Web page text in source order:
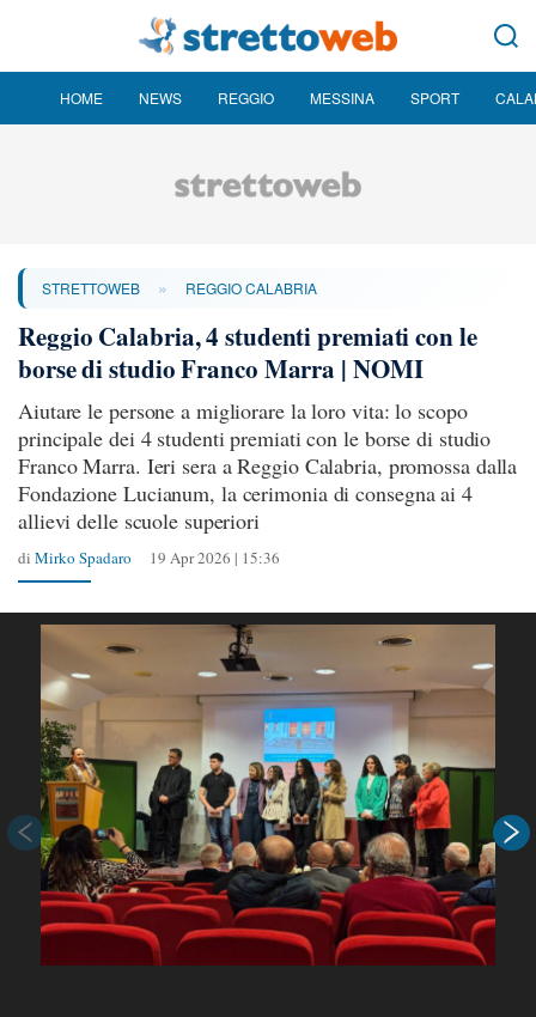
HOME NEWS REGGIO MESSINA SPORT
STRETTOWEB » REGGIO CALABRIA
Reggio Calabria, 4 studenti premiati con le
borse di studio Franco Marra | NOMI
Aiutare le persone a migliorare la loro vita: lo scopo
principale dei 4 studenti premiati con le borse di studio
Franco Marra. Ieri sera a Reggio Calabria, promossa dalla
Fondazione Lucianum, la cerimonia di consegna ai 4
allievi delle scuole superiori
di Mirko Spadaro 19 Apr 2026 | 15:36